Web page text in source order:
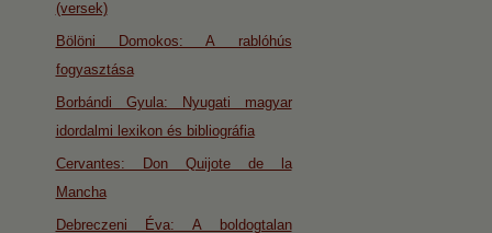
(versek)
Bölöni Domokos: A rablóhús
fogyasztása
Borbándi Gyula: Nyugati magyar
idordalmi lexikon és bibliográfia
Cervantes: Don Quijote de la
Mancha
Debreczeni Éva: A boldogtalan